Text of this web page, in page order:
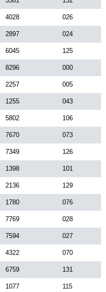
4028 026
2897 024
6045 125
8296 000
2257 005
1255 043
5802 106
7670 073
7349 126
1398 101
2136 129
1780 076
7769 028
7594 027
4322 070
6759 131
1077 115